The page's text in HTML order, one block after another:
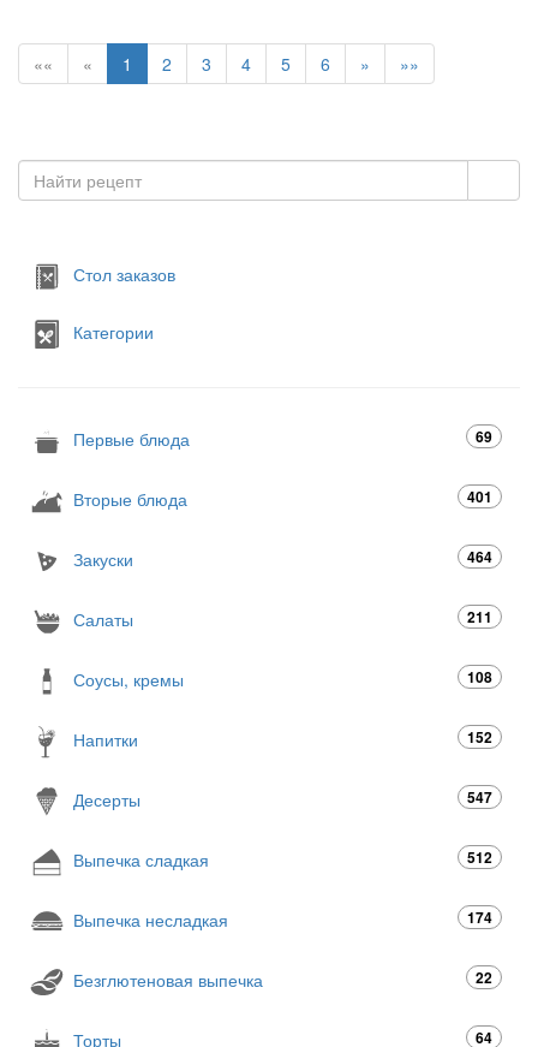
«« « 1 2 3 4 5 6 » »»
Стол заказов
Категории
Первые блюда 69
Вторые блюда 401
Закуски 464
Салаты 211
Соусы, кремы 108
Напитки 152
Десерты 547
Выпечка сладкая 512
Выпечка несладкая 174
Безглютеновая выпечка 22
Торты 64